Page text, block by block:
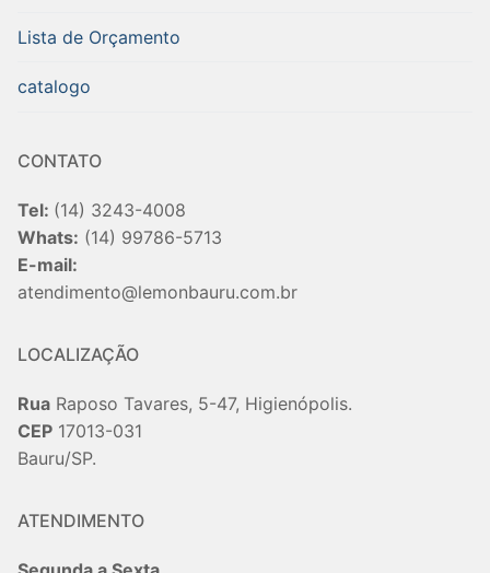
Lista de Orçamento
catalogo
CONTATO
Tel: (14) 3243-4008
Whats: (14) 99786-5713
E-mail:
atendimento@lemonbauru.com.br
LOCALIZAÇÃO
Rua Raposo Tavares, 5-47, Higienópolis.
CEP 17013-031
Bauru/SP.
ATENDIMENTO